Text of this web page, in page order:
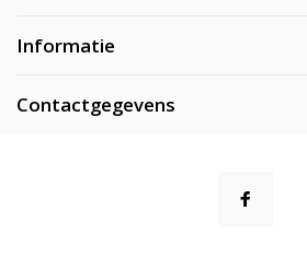
Informatie
Contactgegevens